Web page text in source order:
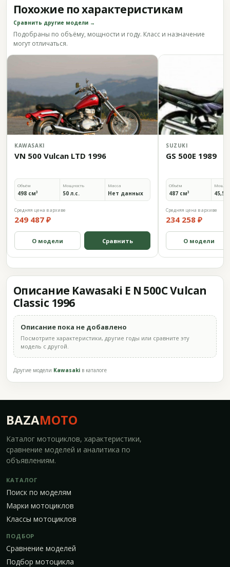
Похожие по характеристикам
Сравнить другие модели →
Подобраны по объёму, мощности и году. Класс и назначение
могут отличаться.
KAWASAKI
VN 500 Vulcan LTD 1996
Объём
498 см³
Мощность
50 л.с.
Масса
Нет данных
Средняя цена в архиве
249 487 ₽
О модели Сравнить
SUZUKI
GS 500E 1989
Объём
487 см³ 45,5
Средняя цена в архиве
234 258 ₽
О модели
Описание Kawasaki E N 500C Vulcan
Classic 1996
Описание пока не добавлено
Посмотрите характеристики, другие годы или сравните эту
модель с другой.
Другие модели Kawasaki в каталоге
BAZAMOTO
Каталог мотоциклов, характеристики,
сравнение моделей и аналитика по
объявлениям.
КАТАЛОГ
Поиск по моделям
Марки мотоциклов
Классы мотоциклов
ПОДБОР
Сравнение моделей
Подбор мотоцикла